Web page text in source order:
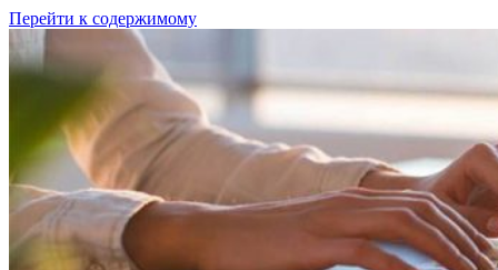
Перейти к содержимому